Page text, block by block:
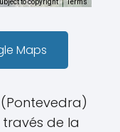
to copyright Terms
Maps
de la